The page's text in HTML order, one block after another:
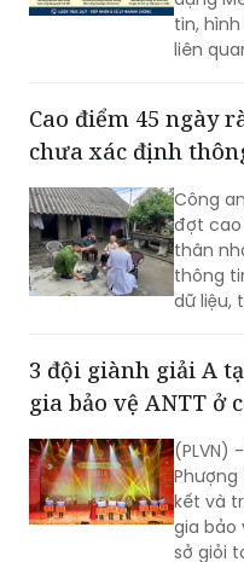
Sau khi
có thể
tin,
liên
Cao điểm 45 ngày
chưa xác định
Công
đợt
thông
dữ liệu,
xác
thiếu
3 đội giành giải A
gia bảo vệ ANTT ở
(PLVN)